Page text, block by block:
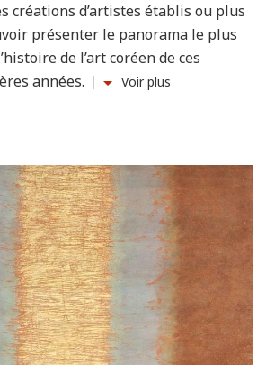
créations d’artistes établis ou plus
présenter le panorama le plus
de l’art coréen de ces
années.
Voir plus